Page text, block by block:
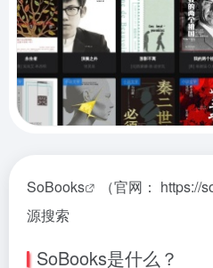
SoBooks
（官网：
源搜索
SoBooks是什么？